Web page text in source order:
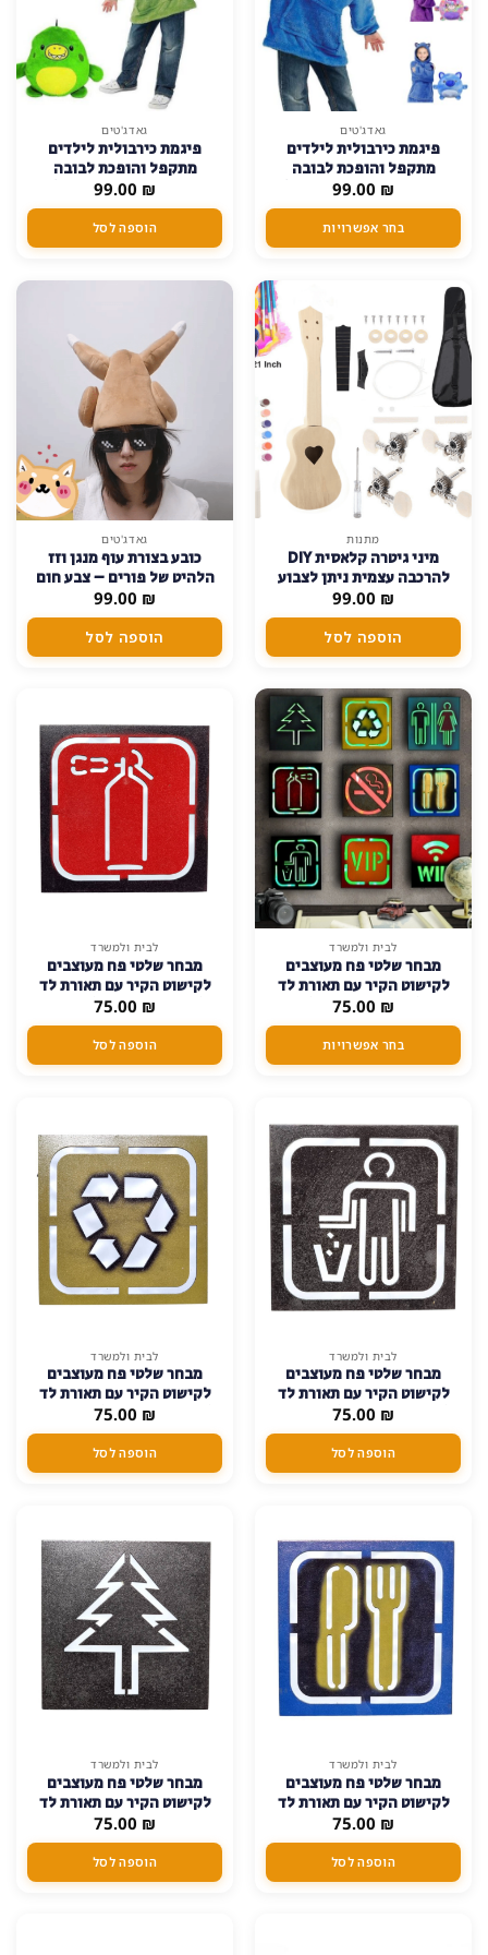
גאדג'טים
פיגמת כירבולית לילדים
מתקפל והופכת לבובה
מדליקה לגילאי 3 ומעלה!
99.00 ₪
בחר אפשרויות
ניתן
את
האפשרויות
בעמוד
המוצר
גאדג'טים
פיגמת כירבולית לילדים
מתקפל והופכת לבובה
מדליקה לגילאי 3 ומעלה! –
ירוק
99.00 ₪
הוספה לסל
מתנות
מיני גיטרה קלאסית DIY
להרכבה עצמית ניתן לצבוע
ולעצב בעצמכם
99.00 ₪
הוספה לסל
גאדג'טים
כובע בצורת עוף מנגן וזז
הלהיט של פורים – צבע חום
בהיר
99.00 ₪
הוספה לסל
לבית ולמשרד
מבחר שלטי פח מעוצבים
לקישוט הקיר עם תאורת לד
(פועל על סוללות)
75.00 ₪
בחר אפשרויות
יש
ניתן
האפשרויות
בעמוד
המוצר
לבית ולמשרד
מבחר שלטי פח מעוצבים
לקישוט הקיר עם תאורת לד
(פועל על סוללות) – מטף
75.00 ₪
הוספה לסל
לבית ולמשרד
מבחר שלטי פח מעוצבים
לקישוט הקיר עם תאורת לד
(פועל על סוללות) – אשפה
75.00 ₪
הוספה לסל
לבית ולמשרד
מבחר שלטי פח מעוצבים
לקישוט הקיר עם תאורת לד
(פועל על סוללות) – מיחזור
75.00 ₪
הוספה לסל
לבית ולמשרד
מבחר שלטי פח מעוצבים
לקישוט הקיר עם תאורת לד
(פועל על סוללות) –
חדר-אוכל
75.00 ₪
הוספה לסל
לבית ולמשרד
מבחר שלטי פח מעוצבים
לקישוט הקיר עם תאורת לד
(פועל על סוללות) – עץ
75.00 ₪
הוספה לסל